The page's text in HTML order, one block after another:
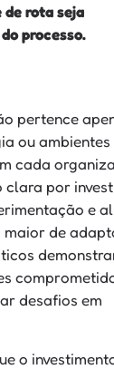
de rota seja
processo.
pertence
ou ambientes
cada
clara por
e
maior de
desafios em
o